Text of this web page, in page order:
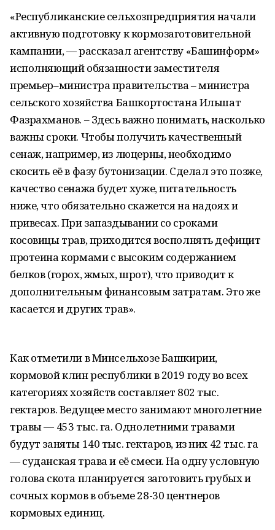
«Республиканские сельхозпредприятия начали
активную подготовку к кормозаготовительной
кампании, — рассказал агентству «Башинформ»
исполняющий обязанности заместителя
премьер–министра правительства – министра
сельского хозяйства Башкортостана Ильшат
Фазрахманов. – Здесь важно понимать, насколько
важны сроки. Чтобы получить качественный
сенаж, например, из люцерны, необходимо
скосить её в фазу бутонизации. Сделал это позже,
качество сенажа будет хуже, питательность
ниже, что обязательно скажется на надоях и
привесах. При запаздывании со сроками
косовицы трав, приходится восполнять дефицит
протеина кормами с высоким содержанием
белков (горох, жмых, шрот), что приводит к
дополнительным финансовым затратам. Это же
касается и других трав».
Как отметили в Минсельхозе Башкирии,
кормовой клин республики в 2019 году во всех
категориях хозяйств составляет 802 тыс.
гектаров. Ведущее место занимают многолетние
травы — 453 тыс. га. Однолетними травами
будут заняты 140 тыс. гектаров, из них 42 тыс. га
— суданская трава и её смеси. На одну условную
голова скота планируется заготовить грубых и
сочных кормов в объеме 28-30 центнеров
кормовых единиц.